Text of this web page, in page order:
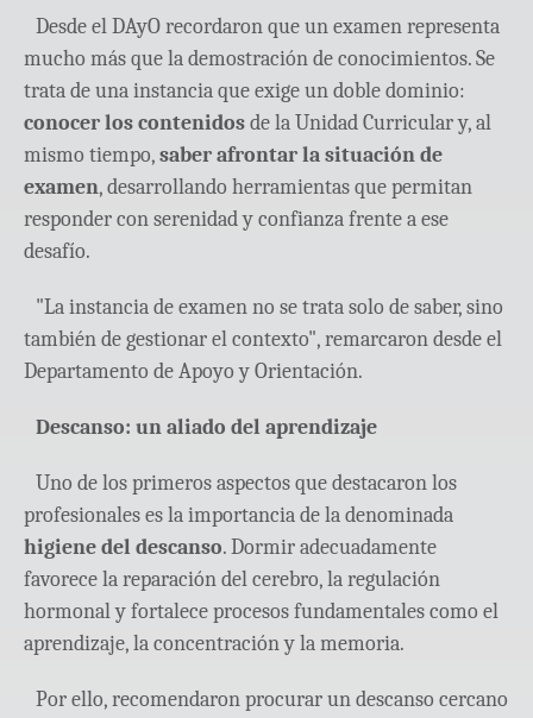
Desde el DAyO recordaron que un examen representa
mucho más que la demostración de conocimientos. Se
trata de una instancia que exige un doble dominio:
conocer los contenidosde la Unidad Curricular y, al
mismo tiempo,saber afrontar la situación de
examen, desarrollando herramientas que permitan
responder con serenidad y confianza frente a ese
desafío.
"La instancia de examen no se trata solo de saber, sino
también de gestionar el contexto", remarcaron desde el
Departamento de Apoyo y Orientación.
Descanso: un aliado del aprendizaje
Uno de los primeros aspectos que destacaron los
profesionales es la importancia de la denominada
higiene del descanso. Dormir adecuadamente
favorece la reparación del cerebro, la regulación
hormonal y fortalece procesos fundamentales como el
aprendizaje, la concentración y la memoria.
Por ello, recomendaron procurar un descanso cercano